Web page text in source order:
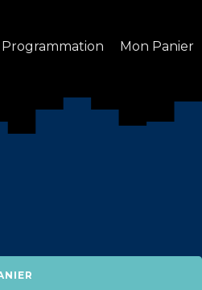
Programmation Mon Panier